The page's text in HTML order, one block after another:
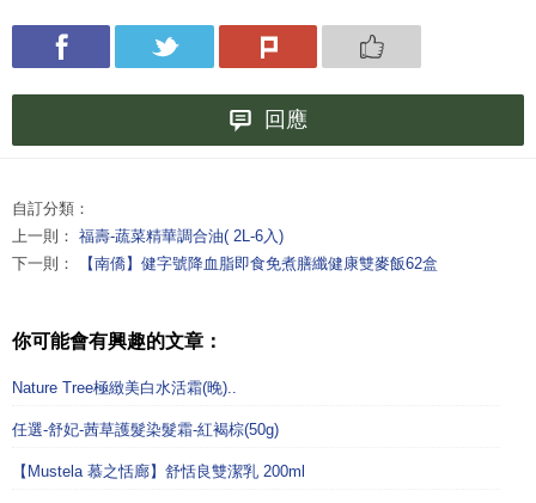
回應
自訂分類：
上一則： 福壽-蔬菜精華調合油( 2L-6入)
下一則：
【南僑】健字號降血脂即食免煮膳纖健康雙麥飯62盒
你可能會有興趣的文章：
Nature Tree極緻美白水活霜(晚)..
任選-舒妃-茜草護髮染髮霜-紅褐棕(50g)
【Mustela 慕之恬廊】舒恬良雙潔乳 200ml